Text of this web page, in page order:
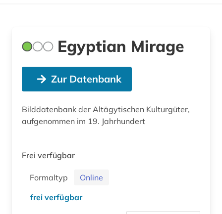
Egyptian Mirage
Zur Datenbank
Bilddatenbank der Altägytischen Kulturgüter,
aufgenommen im 19. Jahrhundert
Frei verfügbar
Formaltyp
Online
frei verfügbar